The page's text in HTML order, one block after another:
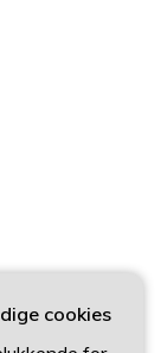
cookies